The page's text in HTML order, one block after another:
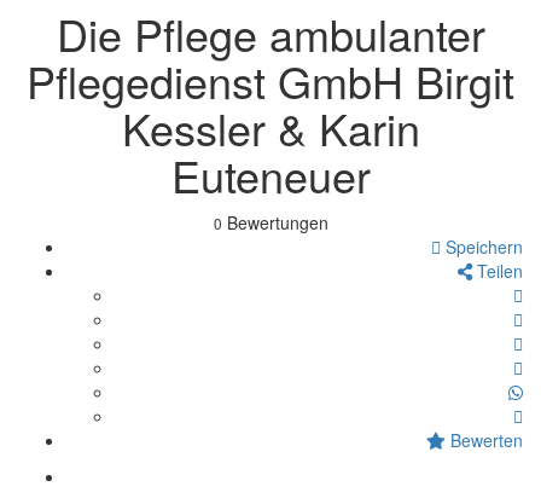
Die Pflege ambulanter
Pflegedienst GmbH Birgit
Kessler & Karin
Euteneuer
0 Bewertungen
Speichern
Teilen
Bewerten